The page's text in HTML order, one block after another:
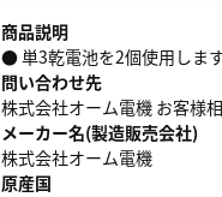
商品説明
● 単3乾電池を2個使用しま
問い合わせ先
株式会社オーム電機 お客様
メーカー名(製造販売会社)
株式会社オーム電機
原産国